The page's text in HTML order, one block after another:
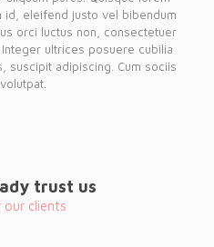
eleifend justo vel bibendum
orci luctus non, consectetuer
ultrices posuere cubilia
suscipit adipiscing. Cum sociis
trust us
clients